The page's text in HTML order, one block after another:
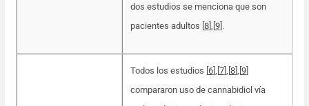
dos estudios se menciona que son
pacientes adultos [ 8] 9].
Todos los estudios [ 6] 7] 8] 9]
compararon uso de cannabidiol vía